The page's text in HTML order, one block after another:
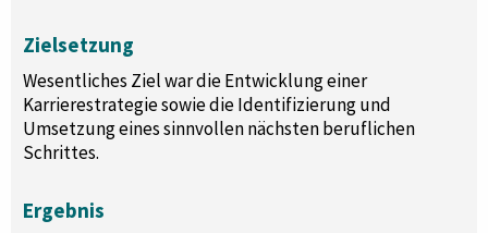
Zielsetzung
Wesentliches Ziel war die Entwicklung einer
Karrierestrategie sowie die Identifizierung und
Umsetzung eines sinnvollen nächsten beruflichen
Schrittes.
Ergebnis